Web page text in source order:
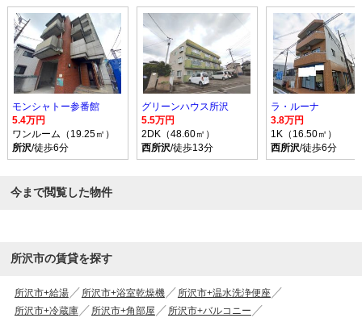
モンシャトー参番館
5.4万円
ワンルーム（19.25㎡）
所沢/徒歩6分
グリーンハウス所沢
5.5万円
2DK（48.60㎡）
西所沢/徒歩13分
ラ・ルーナ
3.8万円
1K（16.50㎡）
西所沢/徒歩6分
今まで閲覧した物件
所沢市の賃貸を探す
所沢市+給湯 所沢市+浴室乾燥機
所沢市+温水洗浄便座
所沢市+冷蔵庫
所沢市+角部屋
所沢市+バルコニー